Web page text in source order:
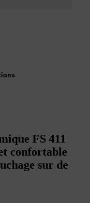
FS 411
confortable
sur de